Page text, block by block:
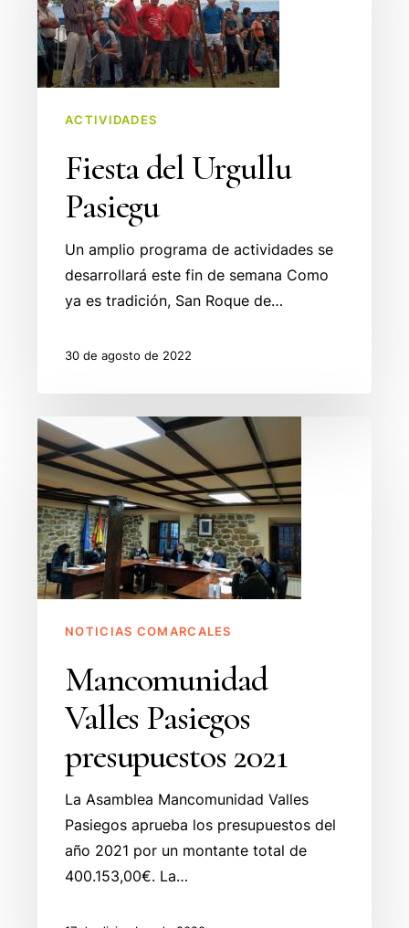
ACTIVIDADES
Fiesta del Urgullu
Pasiegu
Un amplio programa de actividades se
desarrollará este fin de semana Como
ya es tradición, San Roque de…
30 de agosto de 2022
Mancomunidad
Valles
Pasiegos
presupuestos
2021
NOTICIAS COMARCALES
Mancomunidad
Valles Pasiegos
presupuestos 2021
La Asamblea Mancomunidad Valles
Pasiegos aprueba los presupuestos del
año 2021 por un montante total de
400.153,00€. La…